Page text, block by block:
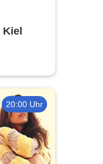
Kiel
20:00 Uhr